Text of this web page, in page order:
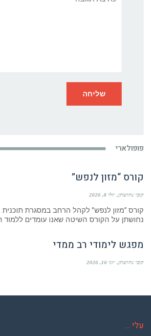
פופולארי
קורס “מזון לנפש”
קובי נחושתן יולי 8, 2026
קורס “מזון לנפש” לקהל הרחב במסגרת
נחושתן על הקורס השיטה שאנו עומדים
מפגש לימודי רב ממדי
קובי נחושתן יוני 16, 2026
עלי …